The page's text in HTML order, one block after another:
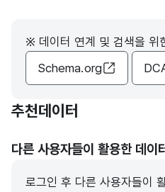
※ 데이터 연계 및 검색을 위
Schema.org
추천데이터
다른 사용자들이 활용한 데이
로그인 후 다른 사용자들이